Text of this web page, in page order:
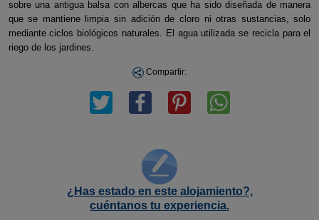
sobre una antigua balsa con albercas que ha sido diseñada de manera
que se mantiene limpia sin adición de cloro ni otras sustancias, solo
mediante ciclos biológicos naturales. El agua utilizada se recicla para el
riego de los jardines.
Compartir:
¿Has estado en este alojamiento?,
cuéntanos tu experiencia.